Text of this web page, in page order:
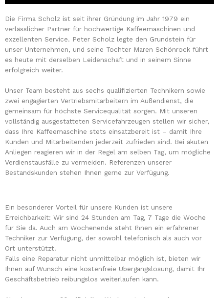
Die Firma Scholz ist seit ihrer Gründung im Jahr 1979 ein
verlässlicher Partner für hochwertige Kaffeemaschinen und
exzellenten Service. Peter Scholz legte den Grundstein für
unser Unternehmen, und seine Tochter Maren Schönrock führt
es heute mit derselben Leidenschaft und in seinem Sinne
erfolgreich weiter.
Unser Team besteht aus sechs qualifizierten Technikern sowie
zwei engagierten Vertriebsmitarbeitern im Außendienst, die
gemeinsam für höchste Servicequalität sorgen. Mit unseren
vollständig ausgestatteten Servicefahrzeugen stellen wir sicher,
dass Ihre Kaffeemaschine stets einsatzbereit ist – damit Ihre
Kunden und Mitarbeitenden jederzeit zufrieden sind. Bei akuten
Anliegen reagieren wir in der Regel am selben Tag, um mögliche
Verdienstausfälle zu vermeiden. Referenzen unserer
Bestandskunden stehen Ihnen gerne zur Verfügung.
Ein besonderer Vorteil für unsere Kunden ist unsere
Erreichbarkeit: Wir sind 24 Stunden am Tag, 7 Tage die Woche
für Sie da. Auch am Wochenende steht Ihnen ein erfahrener
Techniker zur Verfügung, der sowohl telefonisch als auch vor
Ort unterstützt.
Falls eine Reparatur nicht unmittelbar möglich ist, bieten wir
Ihnen auf Wunsch eine kostenfreie Übergangslösung, damit Ihr
Geschäftsbetrieb reibungslos weiterlaufen kann.